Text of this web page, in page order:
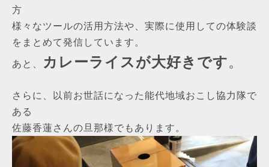
方
様々なツールの活用方法や、実際に使用しての体験談
をまとめて発信しています。
あと、 カレーライスが大好きです。
さらに、以前お世話になった能代地域おこし協力隊で
ある
佐藤香蓮さんの旦那様でもあります。